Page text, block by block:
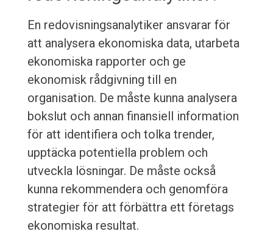
En redovisningsanalytiker ansvarar för
att analysera ekonomiska data, utarbeta
ekonomiska rapporter och ge
ekonomisk rådgivning till en
organisation. De måste kunna analysera
bokslut och annan finansiell information
för att identifiera och tolka trender,
upptäcka potentiella problem och
utveckla lösningar. De måste också
kunna rekommendera och genomföra
strategier för att förbättra ett företags
ekonomiska resultat.